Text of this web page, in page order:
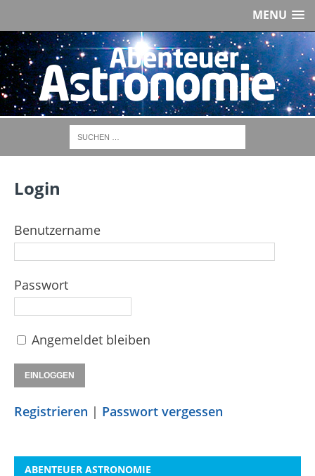
MENU
Login
Benutzername
Passwort
Angemeldet bleiben
Registrieren | Passwort vergessen
ABENTEUER ASTRONOMIE